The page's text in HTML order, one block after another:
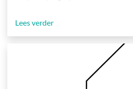
Lees verder